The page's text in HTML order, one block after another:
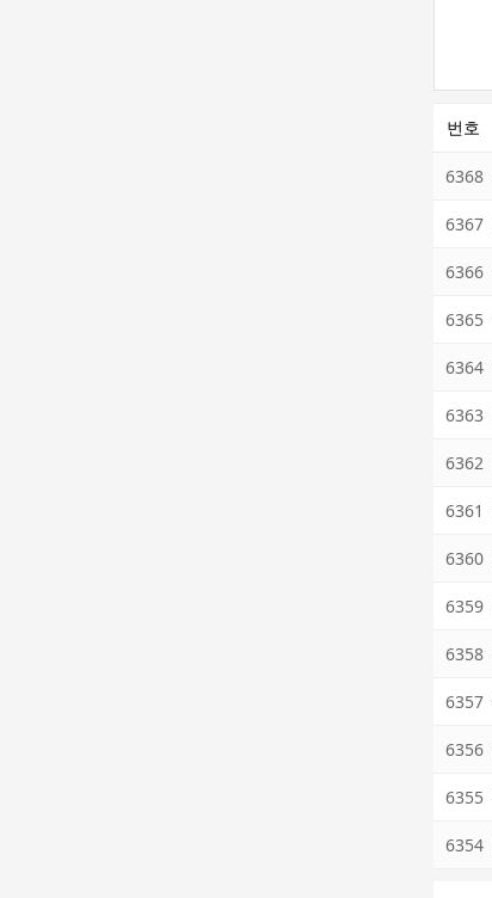
번호
6368
6367
6366
6365
6364
6363
6362
6361
6360
6359
6358
6357
6356
6355
6354